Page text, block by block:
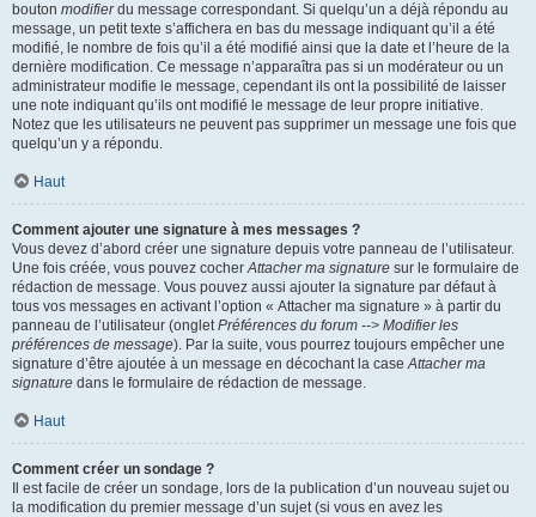
bouton modifierdu message correspondant. Si quelqu’un a déjà répondu au
message, un petit texte s’affichera en bas du message indiquant qu’il a été
modifié, le nombre de fois qu’il a été modifié ainsi que la date et l’heure de la
dernière modification. Ce message n’apparaîtra pas si un modérateur ou un
administrateur modifie le message, cependant ils ont la possibilité de laisser
une note indiquant qu’ils ont modifié le message de leur propre initiative.
Notez que les utilisateurs ne peuvent pas supprimer un message une fois que
quelqu’un y a répondu.
Haut
Comment ajouter une signature à mes messages ?
Vous devez d’abord créer une signature depuis votre panneau de l’utilisateur.
Une fois créée, vous pouvez cocherAttacher ma signature sur le formulaire de
rédaction de message. Vous pouvez aussi ajouter la signature par défaut à
tous vos messages en activant l’option « Attacher ma signature » à partir du
panneau de l’utilisateur (ongletPréférences du forum --> Modifier les
préférences de message). Par la suite, vous pourrez toujours empêcher une
signature d’être ajoutée à un message en décochant la caseAttacher ma
signature dans le formulaire de rédaction de message.
Haut
Comment créer un sondage ?
Il est facile de créer un sondage, lors de la publication d’un nouveau sujet ou
la modification du premier message d’un sujet (si vous en avez les